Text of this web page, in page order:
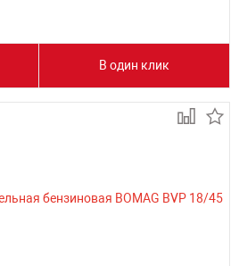
В один клик